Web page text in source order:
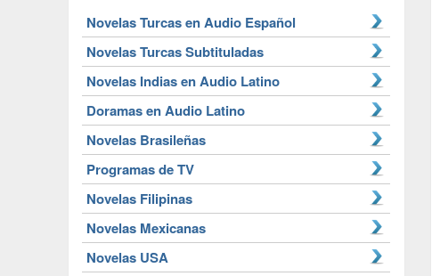
Novelas Turcas en Audio Español
Novelas Turcas Subtituladas
Novelas Indias en Audio Latino
Doramas en Audio Latino
Novelas Brasileñas
Programas de TV
Novelas Filipinas
Novelas Mexicanas
Novelas USA